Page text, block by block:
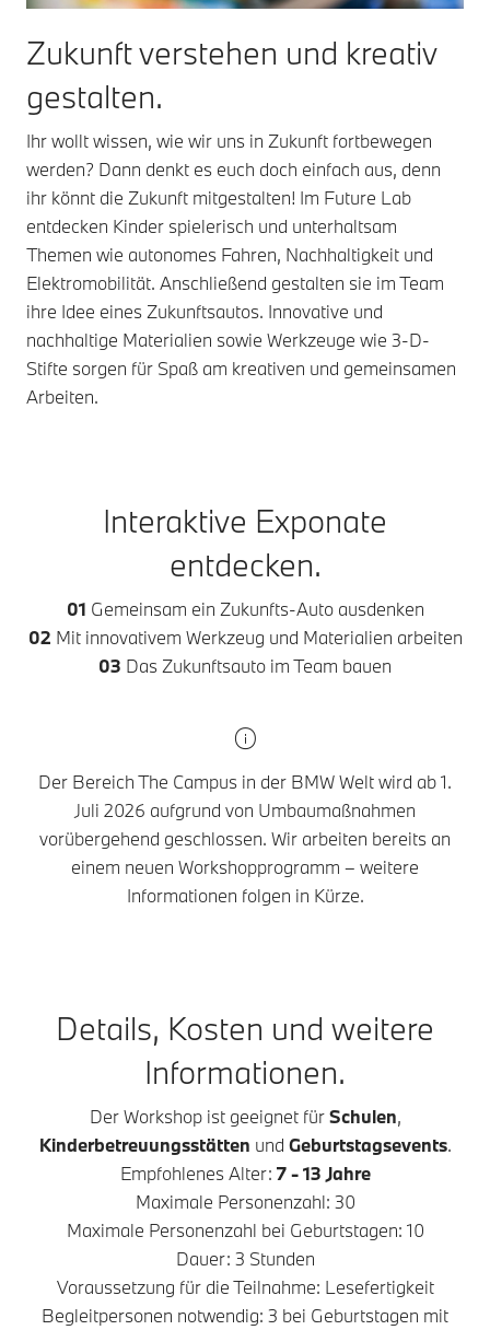
Zukunft verstehen und kreativ
gestalten.
Ihr wollt wissen, wie wir uns in Zukunft fortbewegen
werden? Dann denkt es euch doch einfach aus, denn
ihr könnt die Zukunft mitgestalten! Im Future Lab
entdecken Kinder spielerisch und unterhaltsam
Themen wie autonomes Fahren, Nachhaltigkeit und
Elektromobilität. Anschließend gestalten sie im Team
ihre Idee eines Zukunftsautos. Innovative und
nachhaltige Materialien sowie Werkzeuge wie 3-D-
Stifte sorgen für Spaß am kreativen und gemeinsamen
Arbeiten.
Interaktive Exponate
entdecken.
01 Gemeinsam ein Zukunfts-Auto ausdenken
02 Mit innovativem Werkzeug und Materialien arbeiten
03 Das Zukunftsauto im Team bauen
Der Bereich The Campus in der BMW Welt wird ab 1.
Juli 2026 aufgrund von Umbaumaßnahmen
vorübergehend geschlossen. Wir arbeiten bereits an
einem neuen Workshopprogramm – weitere
Informationen folgen in Kürze.
Details, Kosten und weitere
Informationen.
Der Workshop ist geeignet fürSchulen,
Kinderbetreuungsstätten und Geburtstagsevents.
Empfohlenes Alter: 7 - 13 Jahre
Maximale Personenzahl: 30
Maximale Personenzahl bei Geburtstagen: 10
Dauer: 3 Stunden
Voraussetzung für die Teilnahme: Lesefertigkeit
Begleitpersonen notwendig: 3 bei Geburtstagen mit